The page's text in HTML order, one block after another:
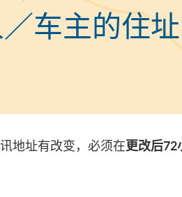
车主的住
地址有改变，必须在更改后72